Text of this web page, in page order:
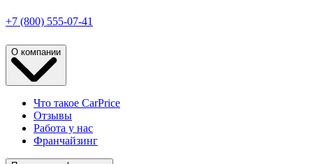
+7 (800) 555-07-41
О компании
Что такое CarPrice
Отзывы
Работа у нас
Франчайзинг